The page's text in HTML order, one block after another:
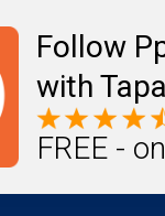
Follow
with
FREE -